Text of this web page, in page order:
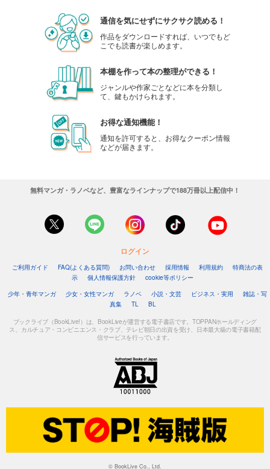
通信を気にせずにサクサク読める！
作品をダウンロードすれば、いつでもど
こでも読書が楽しめます。
本棚を作って本の整理ができる！
ジャンルや作家ごとなどに本を分類し
て、鍵もかけられます。
お得な通知機能！
通知を許可すると、お得なクーポン情報
などが届きます。
無料マンガ・ラノベなど、豊富なラインナップで188万冊以上配信中！
ログイン
ご利用ガイド FAQ(よくある質問) お問い合わせ 採用情報 利用規約
特商法の表
示
個人情報保護方針
cookie等ポリシー
少年・青年マンガ
少女・女性マンガ ラノベ 小説・文芸 ビジネス・実用
雑誌・写
真集
TL BL
ブックライブ（BookLive!）は、BookLiveが運営する電子書店です。TOPPANホールディング
ス、カルチュア・コンビニエンス・クラブ、テレビ朝日の出資を受け、日本最大級の電子書籍配
信サービスを行っています。
© BookLive Co., Ltd.